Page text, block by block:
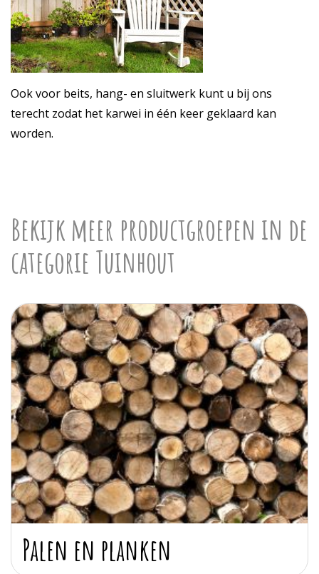
Ook voor beits, hang- en sluitwerk kunt u bij ons
terecht zodat het karwei in één keer geklaard kan
worden.
Bekijk meer productgroepen in de
categorie Tuinhout
Palen en planken